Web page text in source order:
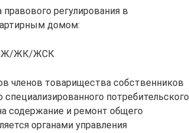
регулирования в
домом:
ЖК/ЖСК
членов товарищества собственников
потребительского
содержание и ремонт общего
органами управления